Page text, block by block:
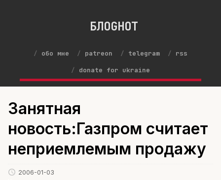
БЛОGНОТ
обо мне patreon telegram
rss
donate for ukraine
Занятная
новость:Газпром считает
неприемлемым продажу
2006-01-03